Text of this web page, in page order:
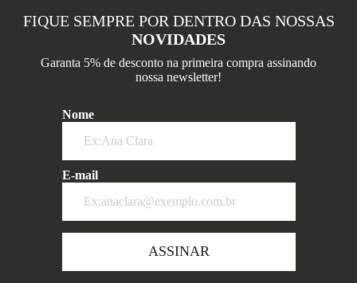
FIQUE SEMPRE POR DENTRO DAS NOSSAS
NOVIDADES
Garanta 5% de desconto na primeira compra assinando
nossa newsletter!
Nome
E-mail
ASSINAR